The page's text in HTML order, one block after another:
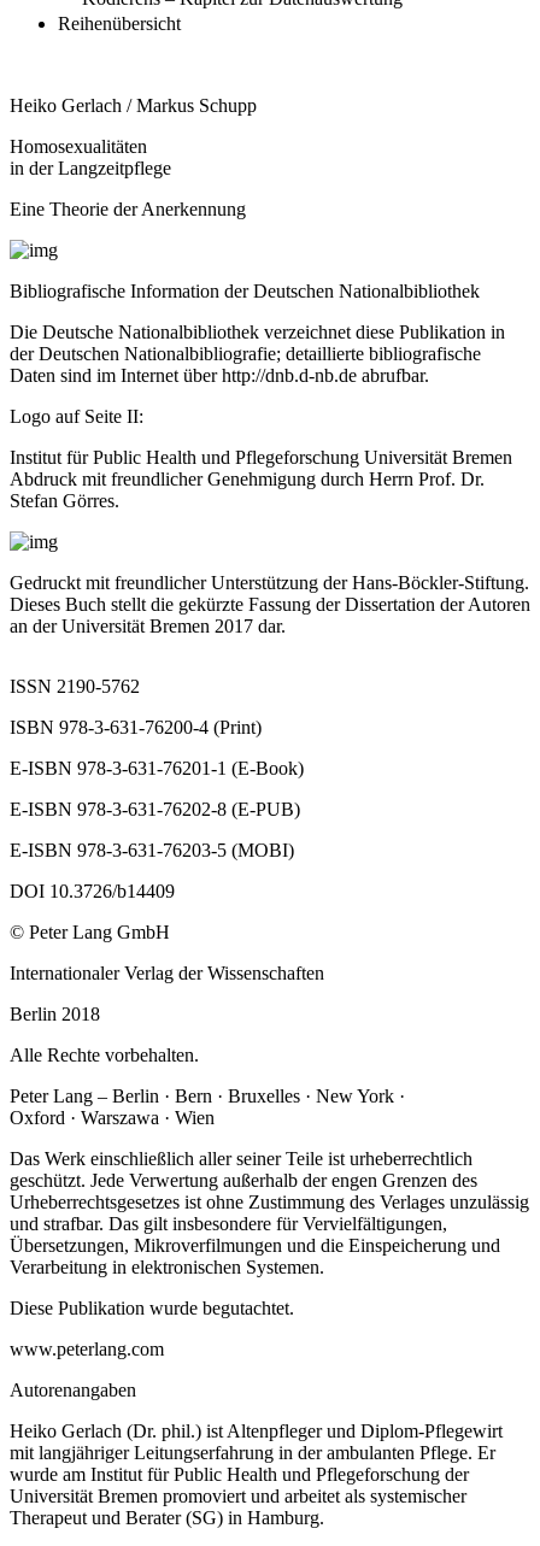
Reihenübersicht
Heiko Gerlach / Markus Schupp
Homosexualitäten
in der Langzeitpflege
Eine Theorie der Anerkennung
Bibliografische Information der Deutschen Nationalbibliothek
Die Deutsche Nationalbibliothek verzeichnet diese Publikation in
der Deutschen Nationalbibliografie; detaillierte bibliografische
Daten sind im Internet überhttp://dnb.d-nb.de abrufbar.
Logo auf Seite II:
Institut für Public Health und Pflegeforschung Universität Bremen
Abdruck mit freundlicher Genehmigung durch Herrn Prof. Dr.
Stefan Görres.
Gedruckt mit freundlicher Unterstützung der Hans‐Böckler‐Stiftung.
Dieses Buch stellt die gekürzte Fassung der Dissertation der Autoren
an der Universität Bremen 2017 dar.
ISSN 2190‐5762
ISBN 978‐3‐631‐76200‐4 (Print)
E‐ISBN 978‐3‐631‐76201‐1 (E‐Book)
E‐ISBN 978‐3‐631‐76202‐8 (E‐PUB)
E‐ISBN 978‐3‐631‐76203‐5 (MOBI)
DOI 10.3726/b14409
© Peter Lang GmbH
Internationaler Verlag der Wissenschaften
Berlin 2018
Alle Rechte vorbehalten.
Peter Lang – Berlin · Bern · Bruxelles · New York ·
Oxford · Warszawa · Wien
Das Werk einschließlich aller seiner Teile ist urheberrechtlich
geschützt. Jede Verwertung außerhalb der engen Grenzen des
Urheberrechtsgesetzes ist ohne Zustimmung des Verlages unzulässig
und strafbar. Das gilt insbesondere für Vervielfältigungen,
Übersetzungen, Mikroverfilmungen und die Einspeicherung und
Verarbeitung in elektronischen Systemen.
Diese Publikation wurde begutachtet.
www.peterlang.com
Autorenangaben
Heiko Gerlach (Dr. phil.) ist Altenpfleger und Diplom-Pflegewirt
mit langjähriger Leitungserfahrung in der ambulanten Pflege. Er
wurde am Institut für Public Health und Pflegeforschung der
Universität Bremen promoviert und arbeitet als systemischer
Therapeut und Berater (SG) in Hamburg.